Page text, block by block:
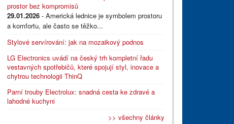
prostor bez kompromisů
29.01.2026 - Americká lednice je symbolem prostoru
a komfortu, ale často se těžko...
Stylové servírování: jak na mozaikový podnos
LG Electronics uvádí na český trh kompletní řadu
vestavných spotřebičů, které spojují styl, inovace a
chytrou technologii ThinQ
Parní trouby Electrolux: snadná cesta ke zdravé a
lahodné kuchyni
>> všechny články